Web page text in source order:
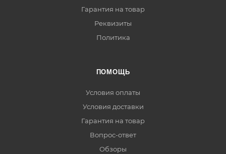
Гарантия на товар
Реквизиты
Политика
ПОМОЩЬ
Условия оплаты
Условия доставки
Гарантия на товар
Вопрос-ответ
Обзоры